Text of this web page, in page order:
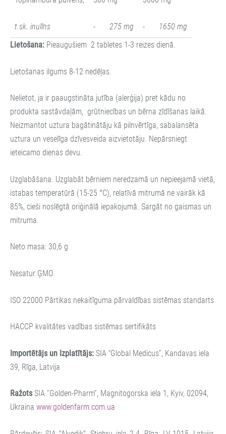
t.sk. inulīns - 275 mg -
1650 mg
Lietošana: Pieaugušiem 2 tabletes 1-3 reizes dienā.
Lietošanas ilgums 8-12 nedēļas.
Nelietot, ja ir paaugstināta jutība (alerģija) pret kādu no
produkta sastāvdaļām, grūtniecības un bērna zīdīšanas laikā.
Neizmantot uztura bagātinātāju kā pilnvērtīga, sabalansēta
uztura un veselīga dzīvesveida aizvietotāju. Nepārsniegt
ieteicamo dienas devu.
Uzglabāšana. Uzglabāt bērniem neredzamā un nepieejamā vietā,
istabas temperatūrā (15‑25 °C), relatīvā mitrumā ne vairāk kā
85%, cieši noslēgtā oriģinālā iepakojumā. Sargāt no gaismas un
mitruma.
Neto masa: 30,6 g
Nesatur ĢMO
ISO 22000 Pārtikas nekaitīguma pārvaldības sistēmas standarts
HACCP kvalitātes vadības sistēmas sertifikāts
Importētājs un Izplatītājs: SIA “Global Medicus”, Kandavas iela
39, Rīga, Latvija
Ražots SIA ”Golden-Pharm”, Magnitogorska iela 1, Kyiv, 02094,
Ukraina www.goldenfarm.com.ua